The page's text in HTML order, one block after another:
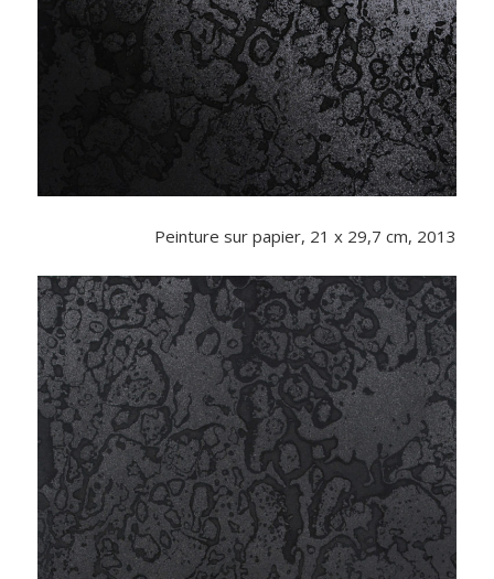
Peinture sur papier, 21 x 29,7 cm, 2013